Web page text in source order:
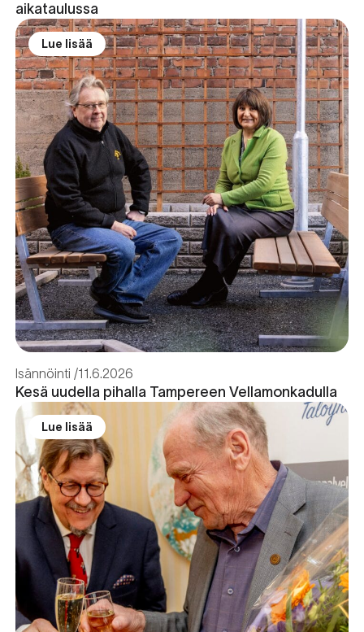
aikataulussa
Lue lisää
Isännöinti 11.6.2026
Kesä uudella pihalla Tampereen Vellamonkadulla
Lue lisää